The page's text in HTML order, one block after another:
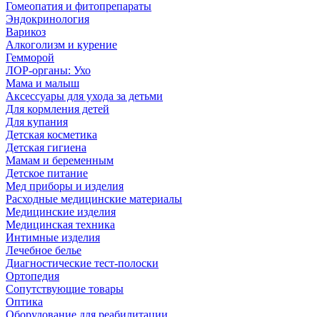
Гомеопатия и фитопрепараты
Эндокринология
Варикоз
Алкоголизм и курение
Гемморой
ЛОР-органы: Ухо
Мама и малыш
Аксессуары для ухода за детьми
Для кормления детей
Для купания
Детская косметика
Детская гигиена
Мамам и беременным
Детское питание
Мед приборы и изделия
Расходные медицинские материалы
Медицинские изделия
Медицинская техника
Интимные изделия
Лечебное белье
Диагностические тест-полоски
Ортопедия
Сопутствующие товары
Оптика
Оборудование для реабилитации